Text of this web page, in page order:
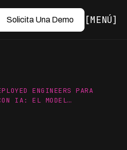
Solicita Una Demo MENÚ
ENGINEERS PARA
IA: EL MODEL…